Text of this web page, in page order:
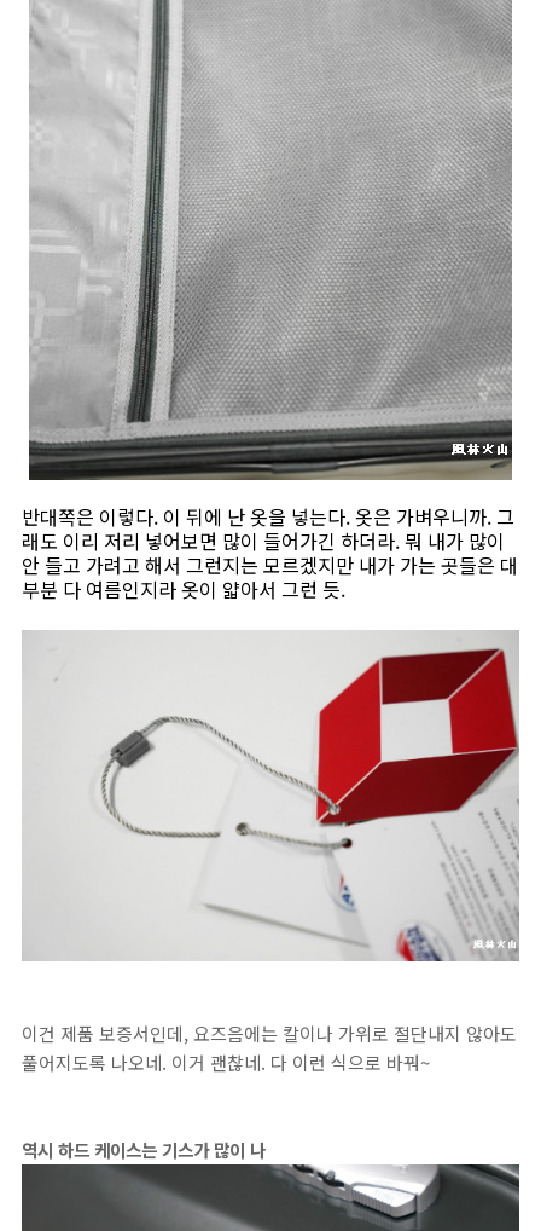
반대쪽은 이렇다. 이 뒤에 난 옷을 넣는다. 옷은 가벼우니까. 그
래도 이리 저리 넣어보면 많이 들어가긴 하더라. 뭐 내가 많이
안 들고 가려고 해서 그런지는 모르겠지만 내가 가는 곳들은 대
부분 다 여름인지라 옷이 얇아서 그런 듯.
이건 제품 보증서인데, 요즈음에는 칼이나 가위로 절단내지 않아도
풀어지도록 나오네. 이거 괜찮네. 다 이런 식으로 바꿔~
역시 하드 케이스는 기스가 많이 나